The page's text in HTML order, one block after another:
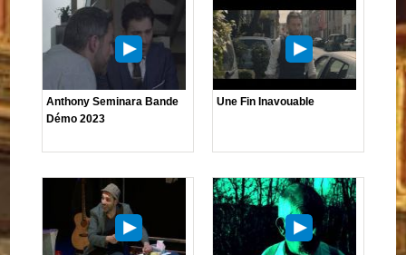
Anthony Seminara Bande
Démo 2023
Une Fin Inavouable